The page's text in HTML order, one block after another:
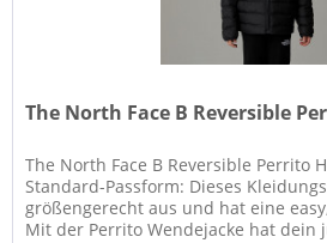
The North Face B Reversible
The North Face B Reversible Perrito
Standard-Passform: Dieses
größengerecht aus und hat eine
Mit der Perrito Wendejacke hat dein